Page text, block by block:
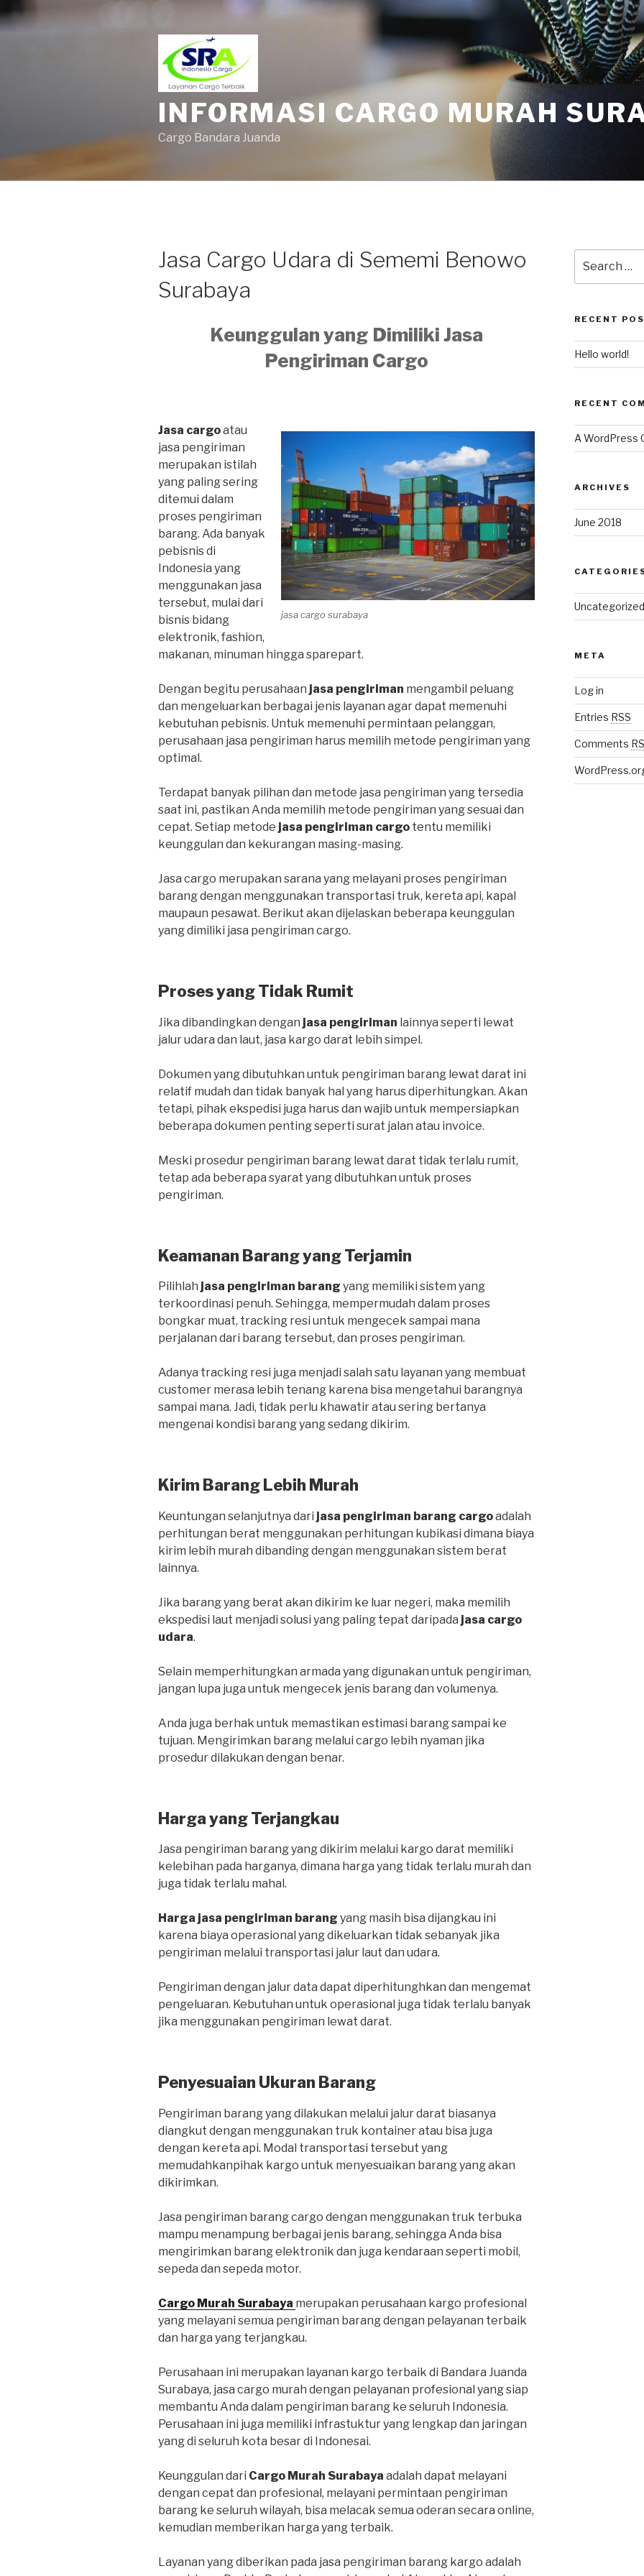
INFORMASI CARGO MURAH
Cargo Bandara Juanda
Jasa Cargo Udara di Sememi Benowo
Surabaya
Keunggulan yang Dimiliki Jasa
Pengiriman Cargo
jasa cargo surabaya
Jasa cargoatau
jasa pengiriman
merupakan istilah
yang paling sering
ditemui dalam
proses pengiriman
barang. Ada banyak
pebisnis di
Indonesia yang
menggunakan jasa
tersebut, mulai dari
bisnis bidang
elektronik, fashion,
makanan, minuman hingga sparepart.
Dengan begitu perusahaan jasa pengiriman mengambil peluang
dan mengeluarkan berbagai jenis layanan agar dapat memenuhi
kebutuhan pebisnis. Untuk memenuhi permintaan pelanggan,
perusahaan jasa pengiriman harus memilih metode pengiriman yang
optimal.
Terdapat banyak pilihan dan metode jasa pengiriman yang tersedia
saat ini, pastikan Anda memilih metode pengiriman yang sesuai dan
cepat. Setiap metode jasa pengiriman cargo tentu memiliki
keunggulan dan kekurangan masing-masing.
Jasa cargo merupakan sarana yang melayani proses pengiriman
barang dengan menggunakan transportasi truk, kereta api, kapal
maupaun pesawat. Berikut akan dijelaskan beberapa keunggulan
yang dimiliki jasa pengiriman cargo.
Proses yang Tidak Rumit
Jika dibandingkan dengan jasa pengiriman lainnya seperti lewat
jalur udara dan laut, jasa kargo darat lebih simpel.
Dokumen yang dibutuhkan untuk pengiriman barang lewat darat ini
relatif mudah dan tidak banyak hal yang harus diperhitungkan. Akan
tetapi, pihak ekspedisi juga harus dan wajib untuk mempersiapkan
beberapa dokumen penting seperti surat jalan atau invoice.
Meski prosedur pengiriman barang lewat darat tidak terlalu rumit,
tetap ada beberapa syarat yang dibutuhkan untuk proses
pengiriman.
Keamanan Barang yang Terjamin
Pilihlah jasa pengiriman barang yang memiliki sistem yang
terkoordinasi penuh. Sehingga, mempermudah dalam proses
bongkar muat, tracking resi untuk mengecek sampai mana
perjalanan dari barang tersebut, dan proses pengiriman.
Adanya tracking resi juga menjadi salah satu layanan yang membuat
customer merasa lebih tenang karena bisa mengetahui barangnya
sampai mana. Jadi, tidak perlu khawatir atau sering bertanya
mengenai kondisi barang yang sedang dikirim.
Kirim Barang Lebih Murah
Keuntungan selanjutnya dari jasa pengiriman barang cargoadalah
perhitungan berat menggunakan perhitungan kubikasi dimana biaya
kirim lebih murah dibanding dengan menggunakan sistem berat
lainnya.
Jika barang yang berat akan dikirim ke luar negeri, maka memilih
ekspedisi laut menjadi solusi yang paling tepat daripada jasa cargo
udara.
Selain memperhitungkan armada yang digunakan untuk pengiriman,
jangan lupa juga untuk mengecek jenis barang dan volumenya.
Anda juga berhak untuk memastikan estimasi barang sampai ke
tujuan. Mengirimkan barang melalui cargo lebih nyaman jika
prosedur dilakukan dengan benar.
Harga yang Terjangkau
Jasa pengiriman barang yang dikirim melalui kargo darat memiliki
kelebihan pada harganya, dimana harga yang tidak terlalu murah dan
juga tidak terlalu mahal.
Harga jasa pengiriman barang yang masih bisa dijangkau ini
karena biaya operasional yang dikeluarkan tidak sebanyak jika
pengiriman melalui transportasi jalur laut dan udara.
Pengiriman dengan jalur data dapat diperhitunghkan dan mengemat
pengeluaran. Kebutuhan untuk operasional juga tidak terlalu banyak
jika menggunakan pengiriman lewat darat.
Penyesuaian Ukuran Barang
Pengiriman barang yang dilakukan melalui jalur darat biasanya
diangkut dengan menggunakan truk kontainer atau bisa juga
dengan kereta api. Modal transportasi tersebut yang
memudahkanpihak kargo untuk menyesuaikan barang yang akan
dikirimkan.
Jasa pengiriman barang cargo dengan menggunakan truk terbuka
mampu menampung berbagai jenis barang, sehingga Anda bisa
mengirimkan barang elektronik dan juga kendaraan seperti mobil,
sepeda dan sepeda motor.
Cargo Murah Surabaya merupakan perusahaan kargo profesional
yang melayani semua pengiriman barang dengan pelayanan terbaik
dan harga yang terjangkau.
Perusahaan ini merupakan layanan kargo terbaik di Bandara Juanda
Surabaya, jasa cargo murah dengan pelayanan profesional yang siap
membantu Anda dalam pengiriman barang ke seluruh Indonesia.
Perusahaan ini juga memiliki infrastuktur yang lengkap dan jaringan
yang di seluruh kota besar di Indonesai.
Keunggulan dari Cargo Murah Surabaya adalah dapat melayani
dengan cepat dan profesional, melayani permintaan pengiriman
barang ke seluruh wilayah, bisa melacak semua oderan secara online,
kemudian memberikan harga yang terbaik.
Layanan yang diberikan pada jasa pengiriman barang kargo adalah
RECENT
Hello world!
RECENT
A WordPress
ARCHIVES
June 2018
Uncategorized
META
Log in
Entries RSS
Comments